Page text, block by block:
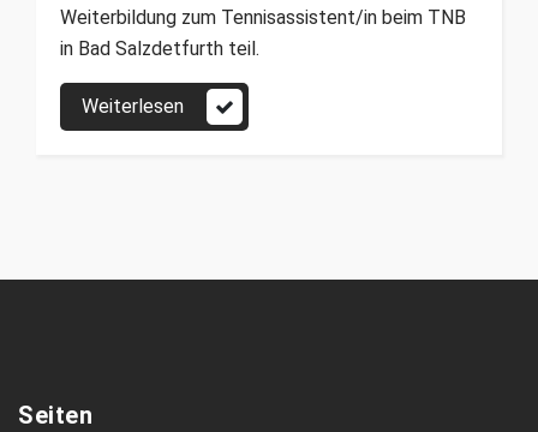
Weiterbildung zum Tennisassistent/in beim TNB
in Bad Salzdetfurth teil.
Weiterlesen
Seiten